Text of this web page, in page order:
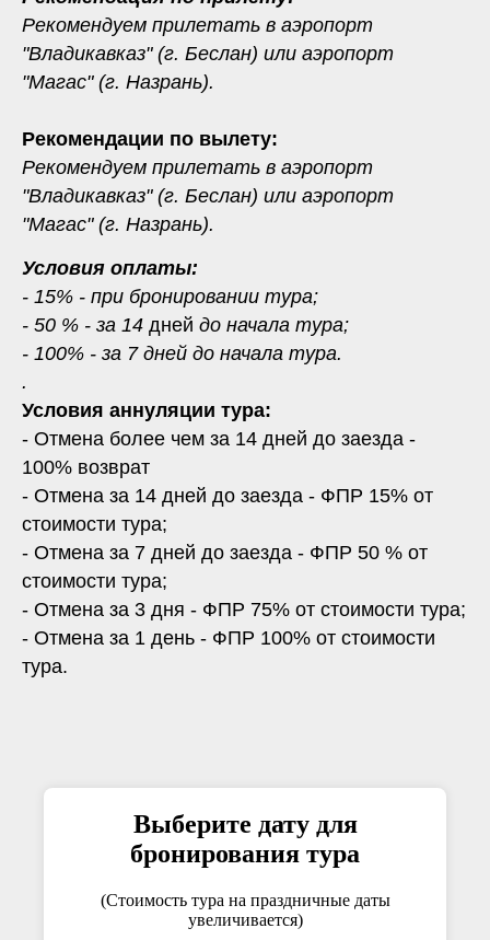
Рекомендуем прилетать в аэропорт
"Владикавказ" (г. Беслан) или аэропорт
"Магас" (г. Назрань).
Рекомендации по вылету:
Рекомендуем прилетать в аэропорт
"Владикавказ" (г. Беслан) или аэропорт
"Магас" (г. Назрань).
Условия оплаты:
- 15% - при бронировании тура;
- 50 % - за 14 дней до начала тура;
- 100% - за 7 дней до начала тура.
.
Условия аннуляции тура:
- Отмена более чем за 14 дней до заезда -
100% возврат
- Отмена за 14 дней до заезда - ФПР 15% от
стоимости тура;
- Отмена за 7 дней до заезда - ФПР 50 % от
стоимости тура;
- Отмена за 3 дня - ФПР 75% от стоимости тура;
- Отмена за 1 день - ФПР 100% от стоимости
тура.
Выберите дату для
бронирования тура
(Стоимость тура на праздничные даты
увеличивается)